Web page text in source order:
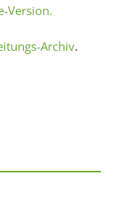
Version.
Archiv.